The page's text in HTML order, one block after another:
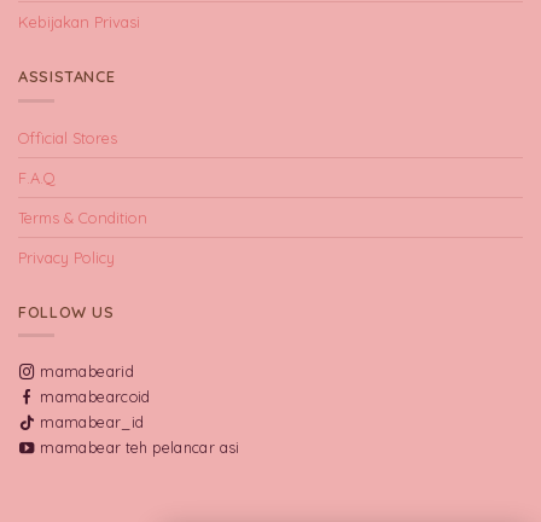
Kebijakan Privasi
ASSISTANCE
Official Stores
F.A.Q
Terms & Condition
Privacy Policy
FOLLOW US
mamabearid
mamabearcoid
mamabear_id
mamabear teh pelancar asi